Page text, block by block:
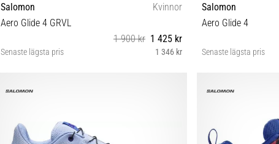
Salomon
Kvinnor
Aero Glide 4 GRVL
1 900 kr 1 425 kr
Senaste lägsta pris 1 346 kr
Salomon
Aero Glide 4
Senaste lägsta pris